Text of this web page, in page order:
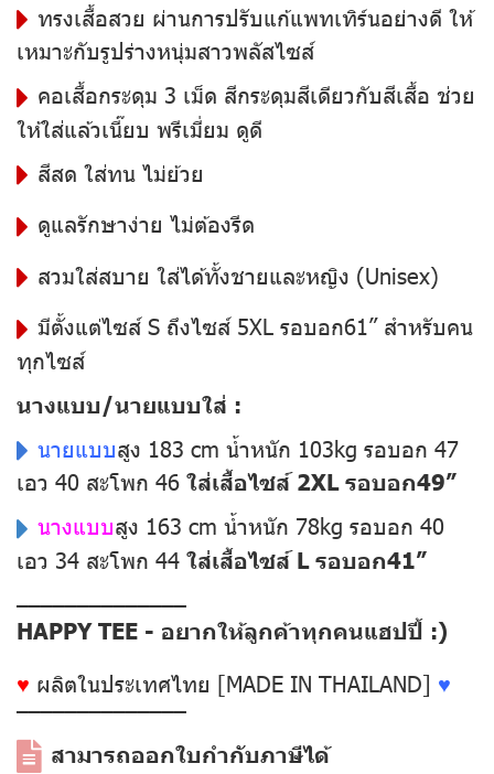
ทรงเสื้อสวย ผ่านการปรับแก้แพทเทิร์นอย่างดี ให้
เหมาะกับรูปร่างหนุ่มสาวพลัสไซส์
คอเสื้อกระดุม 3 เม็ด สีกระดุมสีเดียวกับสีเสื้อ ช่วย
ให้ใส่แล้วเนี๊ยบ พรีเมี่ยม ดูดี
สีสด ใส่ทน ไม่ย้วย
ดูแลรักษาง่าย ไม่ต้องรีด
สวมใส่สบาย ใส่ได้ทั้งชายและหญิง (Unisex)
มีตั้งแต่ไซส์ S ถึงไซส์ 5XL รอบอก61” สำหรับคน
ทุกไซส์
นางแบบ/นายแบบใส่ :
นายแบบสูง 183 cm น้ำหนัก 103kg รอบอก 47
เอว 40 สะโพก 46 ใส่เสื้อไซส์ 2XL รอบอก49”
นางแบบสูง 163 cm น้ำหนัก 78kg รอบอก 40
เอว 34 สะโพก 44 ใส่เสื้อไซส์ L รอบอก41”
––––––––––––––
HAPPY TEE - อยากให้ลูกค้าทุกคนแฮปปี้ :)
♥ ผลิตในประเทศไทย [MADE IN THAILAND] ♥
––––––––––––––
สามารถออกใบกำกับภาษีได้